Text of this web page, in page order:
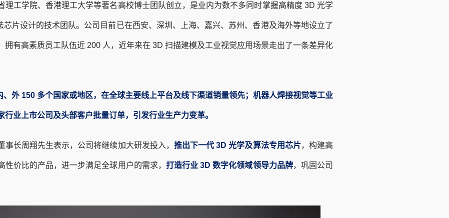
理工学院、香港理工大学等著名高校博士团队创立，是业内为数不多同时掌握高精度 3D 光学
芯片设计的技术团队。公司目前已在西安、深圳、上海、嘉兴、苏州、香港及海外等地设立了
拥有高素质员工队伍近 200 人，近年来在 3D 扫描建模及工业视觉应用场景走出了一条差异化
外 150 多个国家或地区，在全球主要线上平台及线下渠道销量领先；机器人焊接视觉等工业
业上市公司及头部客户批量订单，引发行业生产力变革。
长周翔先生表示，公司将继续加大研发投入， 推出下一代 3D 光学及算法专用芯片，构建高
价比的产品，进一步满足全球用户的需求， 打造行业 3D 数字化领域领导力品牌，巩固公司